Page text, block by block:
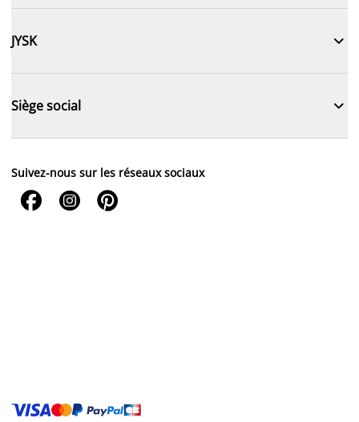
JYSK 
Siège social 
Suivez-nous sur les réseaux sociaux
  